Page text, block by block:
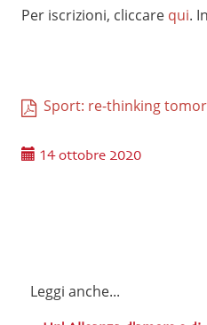
Per iscrizioni, cliccare qui.
Sport: re-thinking
14 ottobre 2020
Leggi anche...